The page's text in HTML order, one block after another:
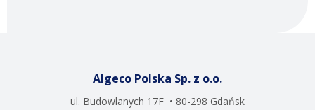
Algeco Polska Sp. z o.o.
ul. Budowlanych 17F • 80-298 Gdańsk